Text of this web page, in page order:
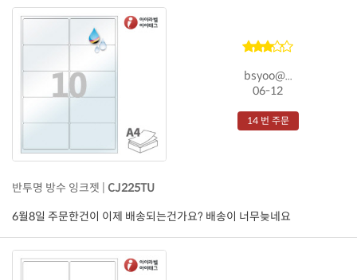
bsyoo@...
06-12
14 번 주문
반투명 방수 잉크젯 | CJ225TU
6월8일 주문한건이 이제 배송되는건가요? 배송이 너무늦네요